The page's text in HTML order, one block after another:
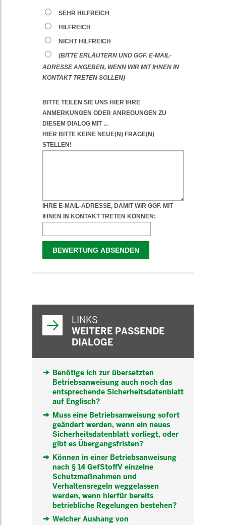
LINKS
WEITERE PASSENDE
DIALOGE
Benötige ich zur übersetzten
Betriebsanweisung auch noch das
entsprechende Sicherheitsdatenblatt
auf Englisch?
Muss eine Betriebsanweisung sofort
geändert werden, wenn ein neues
Sicherheitsdatenblatt vorliegt, oder
gibt es Übergangsfristen?
Können in einer Betriebsanweisung
nach § 14 GefStoffV einzelne
Schutzmaßnahmen und
Verhaltensregeln weggelassen
werden, wenn hierfür bereits
betriebliche Regelungen bestehen?
Welcher Aushang von